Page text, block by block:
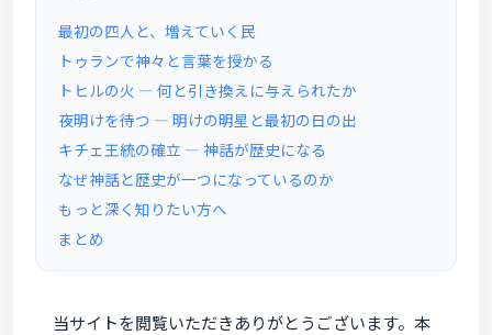
最初の四人と、増えていく民
トゥランで神々と言葉を授かる
トヒルの火 ― 何と引き換えに与えられたか
夜明けを待つ ― 明けの明星と最初の日の出
キチェ王統の確立 ― 神話が歴史になる
なぜ神話と歴史が一つになっているのか
もっと深く知りたい方へ
まとめ
当サイトを閲覧いただきありがとうございます。本